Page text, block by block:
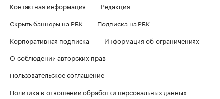
Контактная информация
Редакция
Скрыть баннеры на РБК
Подписка на РБК
Корпоративная подписка
Информация об ограничениях
О соблюдении авторских прав
Пользовательское соглашение
Политика в отношении обработки персональных данных